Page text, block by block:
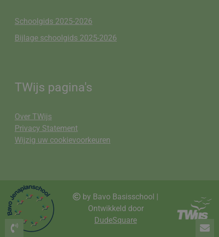
Schoolgids 2025-2026
Bijlage schoolgids 2025-2026
TWijs pagina's
Over TWijs
Privacy Statement
Wijzig uw cookievoorkeuren
by Bavo Basisschool |
Ontwikkeld door
DudeSquare